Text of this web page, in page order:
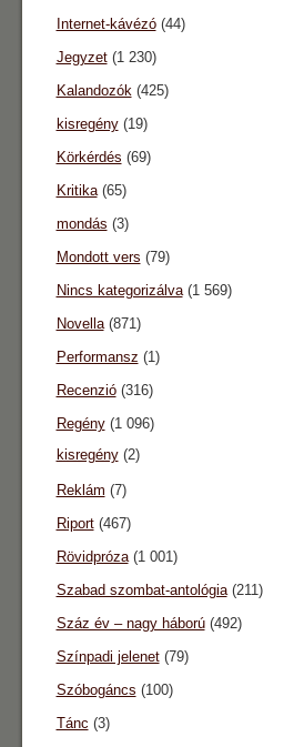
Internet-kávézó(44)
Jegyzet(1 230)
Kalandozók(425)
kisregény(19)
Körkérdés (69)
Kritika(65)
mondás (3)
Mondott vers (79)
Nincs kategorizálva(1 569)
Novella(871)
Performansz (1)
Recenzió(316)
Regény(1 096)
kisregény(2)
Reklám (7)
Riport(467)
Rövidpróza(1 001)
Szabad szombat-antológia(211)
Száz év – nagy háború(492)
Színpadi jelenet(79)
Szóbogáncs (100)
Tánc (3)